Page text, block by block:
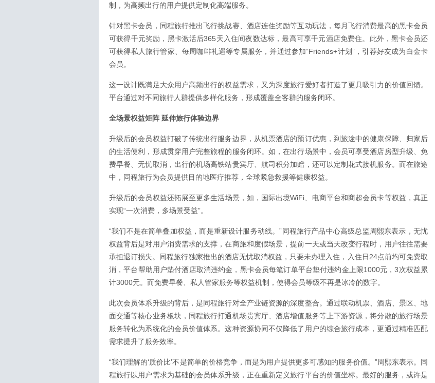
制，为高频出行的用户提供定制化高端服务。
针对黑卡会员，同程旅行推出飞行挑战赛、酒店连住奖励等互动玩法，每月飞行消费最高的黑卡会员
可获得千元奖励，黑卡激活后365天入住间夜数达标，最高可享千元酒店免费住。此外，黑卡会员还
可获得私人旅行管家、每周咖啡礼遇等专属服务，并通过参加“Friends+计划”，引荐好友成为白金卡
会员。
这一设计既满足大众用户高频出行的权益需求，又为深度旅行爱好者打造了更具吸引力的价值回馈。
平台通过对不同旅行人群提供多样化服务，形成覆盖全客群的服务闭环。
全场景权益矩阵 延伸旅行体验边界
升级后的会员权益打破了传统出行服务边界，从机票酒店的预订优惠，到旅途中的健康保障、归家后
的生活便利，形成贯穿用户完整旅程的服务闭环。如，在出行场景中，会员可享受酒店房型升级、免
费早餐、无忧取消，出行的机场高铁站贵宾厅、航司积分加赠，还可以定制花式接机服务。而在旅途
中，同程旅行为会员提供目的地医疗推荐，全球紧急救援等健康权益。
升级后的会员权益还拓展至更多生活场景，如，国际出境WiFi、电商平台和商超会员卡等权益，真正
实现“一次消费，多场景受益”。
“我们不是在简单叠加权益，而是重新设计服务动线。”同程旅行产品中心高级总监周熙东表示，无忧
权益背后是对用户消费需求的支撑，在商旅和度假场景，提前一天或当天改变行程时，用户往往需要
承担退订损失。同程旅行独家推出的酒店无忧取消权益，只要未办理入住，入住日24点前均可免费取
消，平台帮助用户垫付酒店取消违约金，黑卡会员每笔订单平台垫付违约金上限1000元，3次权益累
计3000元。而免费早餐、私人管家服务等权益机制，使得会员等级不再是冰冷的数字。
此次会员体系升级的背后，是同程旅行对全产业链资源的深度整合。通过联动机票、酒店、景区、地
面交通等核心业务板块，同程旅行打通机场贵宾厅、酒店增值服务等上下游资源，将分散的旅行场景
服务转化为系统化的会员价值体系。这种资源协同不仅降低了用户的综合旅行成本，更通过精准匹配
需求提升了服务效率。
“我们理解的‘质价比’不是简单的价格竞争，而是为用户提供更多可感知的服务价值。”周熙东表示。同
程旅行以用户需求为基础的会员体系升级，正在重新定义旅行平台的价值坐标。最好的服务，或许是